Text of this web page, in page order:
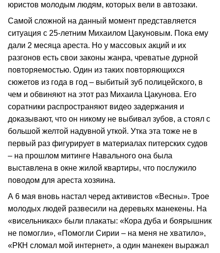
юристов молодым людям, которых вели в автозаки.
Самой сложной на данный момент представляется
ситуация с 25-летним Михаилом Цакуновым. Пока ему
дали 2 месяца ареста. Но у массовых акций и их
разгонов есть свои законы жанра, чреватые дурной
повторяемостью. Один из таких повторяющихся
сюжетов из года в год – выбитый зуб полицейского, в
чем и обвиняют на этот раз Михаила Цакунова. Его
соратники распространяют видео задержания и
доказывают, что он никому не выбивал зубов, а стоял с
большой желтой надувной уткой. Утка эта тоже не в
первый раз фигурирует в материалах питерских судов
– на прошлом митинге Навального она была
выставлена в окне жилой квартиры, что послужило
поводом для ареста хозяина.
А 6 мая вновь настал черед активистов «Весны». Трое
молодых людей развесили на деревьях манекены. На
«висельниках» были плакаты: «Кора дуба и боярышник
не помогли», «Помогли Сирии – на меня не хватило»,
«РКН сломал мой интернет», а один манекен выражал